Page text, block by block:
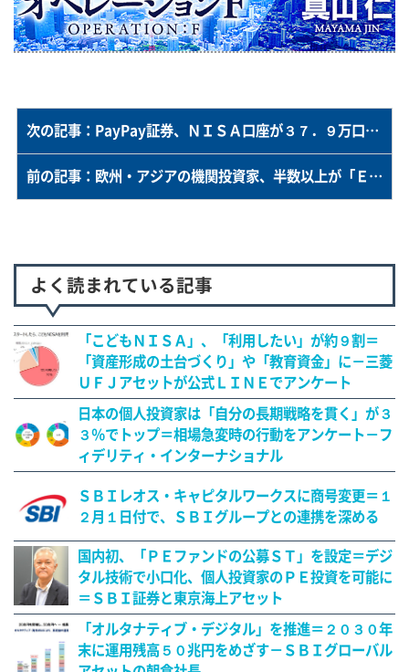
次の記事：PayPay証券、ＮＩＳＡ口座が３７．９万口座に拡大＝証券口座は１３０．１万口座－２０２４年１２月末時点
前の記事：欧州・アジアの機関投資家、半数以上が「ＥＳＧ」を重視＝フィデリティ・インターナショナル
よく読まれている記事
「こどもＮＩＳＡ」、「利用したい」が約９割＝
「資産形成の土台づくり」や「教育資金」に－三菱
ＵＦＪアセットが公式ＬＩＮＥでアンケート
日本の個人投資家は「自分の長期戦略を貫く」が３
３％でトップ＝相場急変時の行動をアンケート－フ
ィデリティ・インターナショナル
ＳＢＩレオス・キャピタルワークスに商号変更＝１
２月１日付で、ＳＢＩグループとの連携を深める
国内初、「ＰＥファンドの公募ＳＴ」を設定＝デジ
タル技術で小口化、個人投資家のＰＥ投資を可能に
＝ＳＢＩ証券と東京海上アセット
「オルタナティブ・デジタル」を推進＝２０３０年
末に運用残高５０兆円をめざす－ＳＢＩグローバル